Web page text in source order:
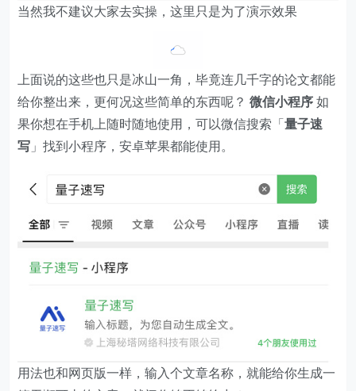
当然我不建议大家去实操，这里只是为了演示效果
上面说的这些也只是冰山一角，毕竟连几千字的论文都能
给你整出来，更何况这些简单的东西呢？ 微信小程序如
果你想在手机上随时随地使用，可以微信搜索「量子速
写 」找到小程序，安卓苹果都能使用。
用法也和网页版一样，输入个文章名称，就能给你生成一